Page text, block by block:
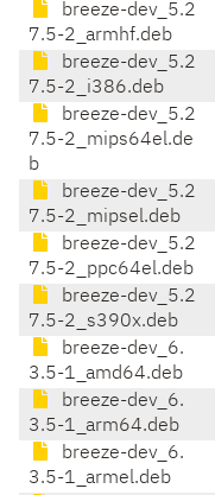
breeze-dev_5.2
7.5-2_armhf.deb
breeze-dev_5.2
7.5-2_i386.deb
breeze-dev_5.2
7.5-2_mips64el.de
b
breeze-dev_5.2
7.5-2_mipsel.deb
breeze-dev_5.2
7.5-2_ppc64el.deb
breeze-dev_5.2
7.5-2_s390x.deb
breeze-dev_6.
3.5-1_amd64.deb
breeze-dev_6.
3.5-1_arm64.deb
breeze-dev_6.
3.5-1_armel.deb